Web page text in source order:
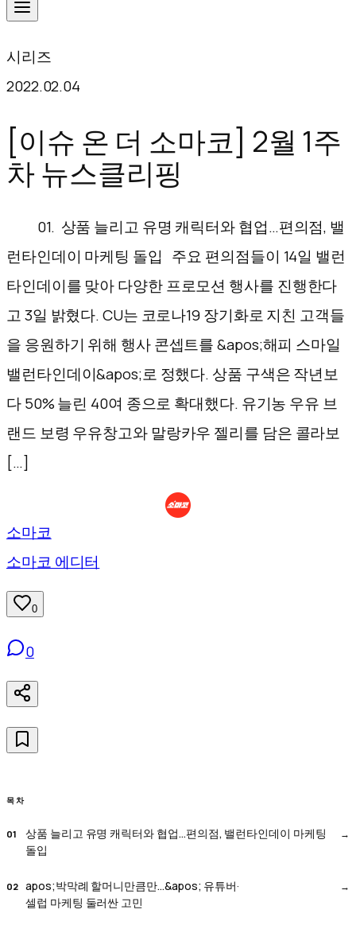
텐
츠
로
바
로
기
시리즈
2022.02.04
[이슈 온 더 소마코] 2월 1주
차 뉴스클리핑
01. 상품 늘리고 유명 캐릭터와 협업…편의점, 밸
런타인데이 마케팅 돌입 주요 편의점들이 14일 밸런
타인데이를 맞아 다양한 프로모션 행사를 진행한다
고 3일 밝혔다. CU는 코로나19 장기화로 지친 고객들
을 응원하기 위해 행사 콘셉트를 &apos;해피 스마일
밸런타인데이&apos;로 정했다. 상품 구색은 작년보
다 50% 늘린 40여 종으로 확대했다. 유기농 우유 브
랜드 보령 우유창고와 말랑카우 젤리를 담은 콜라보
[…]
소마코
소마코 에디터
0
0
목차
상품 늘리고 유명 캐릭터와 협업…편의점, 밸런타인데이 마케팅
돌입
apos;박막례 할머니만큼만…&apos; 유튜버·
셀럽 마케팅 둘러싼 고민